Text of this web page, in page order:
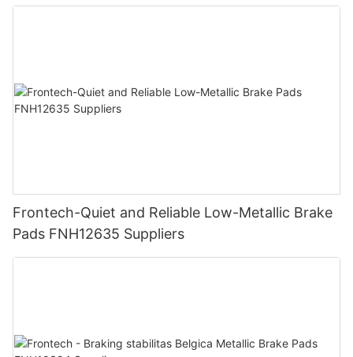
Frontech-Quiet and Reliable Low-Metallic Brake
Pads FNH12635 Suppliers